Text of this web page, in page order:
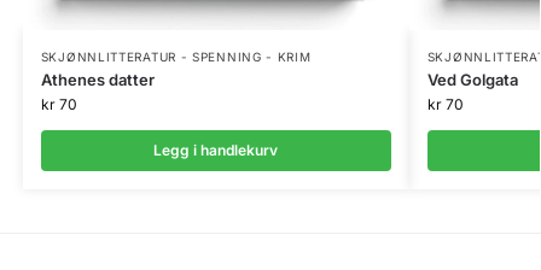
SKJØNNLITTERATUR - SPENNING - KRIM
Athenes datter
kr70
Legg i handlekurv
Ved Golgata
kr70